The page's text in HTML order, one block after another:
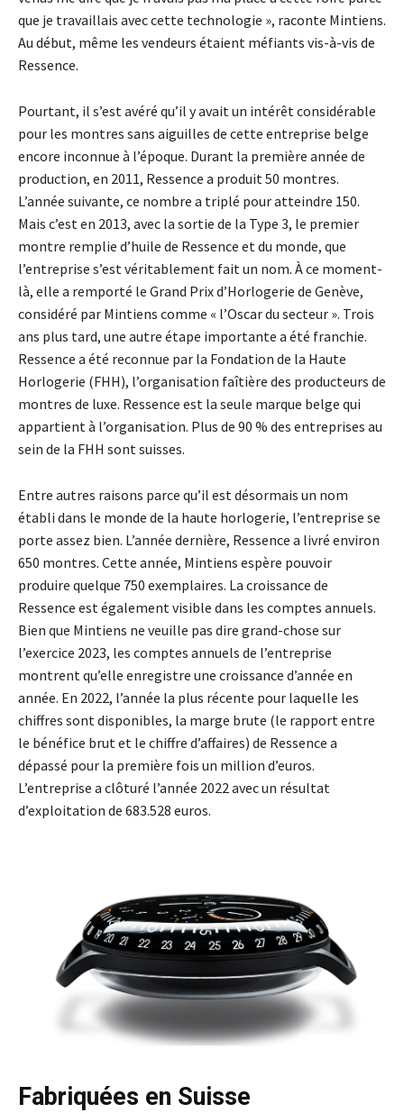
que je travaillais avec cette technologie », raconte Mintiens.
Au début, même les vendeurs étaient méfiants vis-à-vis de
Ressence.
Pourtant, il s’est avéré qu’il y avait un intérêt considérable
pour les montres sans aiguilles de cette entreprise belge
encore inconnue à l’époque. Durant la première année de
production, en 2011, Ressence a produit 50 montres.
L’année suivante, ce nombre a triplé pour atteindre 150.
Mais c’est en 2013, avec la sortie de la Type 3, le premier
montre remplie d’huile de Ressence et du monde, que
l’entreprise s’est véritablement fait un nom. À ce moment-
là, elle a remporté le Grand Prix d’Horlogerie de Genève,
considéré par Mintiens comme « l’Oscar du secteur ». Trois
ans plus tard, une autre étape importante a été franchie.
Ressence a été reconnue par la Fondation de la Haute
Horlogerie (FHH), l’organisation faîtière des producteurs de
montres de luxe. Ressence est la seule marque belge qui
appartient à l’organisation. Plus de 90 % des entreprises au
sein de la FHH sont suisses.
Entre autres raisons parce qu’il est désormais un nom
établi dans le monde de la haute horlogerie, l’entreprise se
porte assez bien. L’année dernière, Ressence a livré environ
650 montres. Cette année, Mintiens espère pouvoir
produire quelque 750 exemplaires. La croissance de
Ressence est également visible dans les comptes annuels.
Bien que Mintiens ne veuille pas dire grand-chose sur
l’exercice 2023, les comptes annuels de l’entreprise
montrent qu’elle enregistre une croissance d’année en
année. En 2022, l’année la plus récente pour laquelle les
chiffres sont disponibles, la marge brute (le rapport entre
le bénéfice brut et le chiffre d’affaires) de Ressence a
dépassé pour la première fois un million d’euros.
L’entreprise a clôturé l’année 2022 avec un résultat
d’exploitation de 683.528 euros.
Fabriquées en Suisse